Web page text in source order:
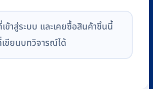
เข้าสู่ระบบ และเคยซื้อสินค้าชิ้นนี้
ขียนบทวิจารณ์ได้